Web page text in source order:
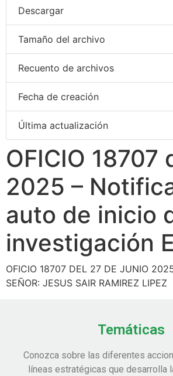
Descargar
Tamaño del archivo
Recuento de archivos
Fecha de creación
Última actualización
OFICIO 18707
2025 –
auto de inicio
investigación
OFICIO 18707 DEL 27 DE JUNIO
SEÑOR: JESUS SAIR RAMIREZ LIPEZ
Temáticas
Conozca sobre las diferentes
líneas estratégicas que desarrolla